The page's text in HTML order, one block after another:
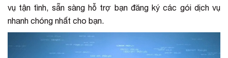
vụ tận tình, sẵn sàng hỗ trợ bạn đăng ký các gói dịch vụ
nhanh chóng nhất cho bạn.